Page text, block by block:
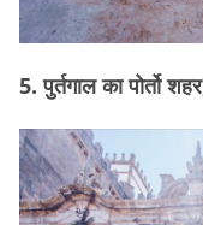
5. पुर्तगाल का पोर्तो